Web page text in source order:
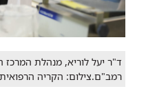
ד"ר יעל לוריא, מנהלת
רמב"ם.צילום: הקריה